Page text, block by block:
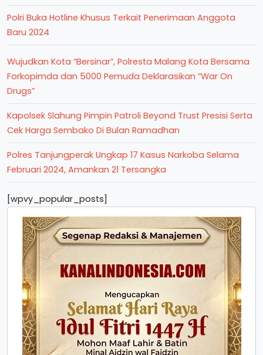
Polri Buka Hotline Khusus Terkait Penerimaan Anggota
Baru 2024
Wujudkan Kota “Bersinar”, Polresta Malang Kota Bersama
Forkopimda dan 5000 Pemuda Deklarasikan “War On
Drugs”
Kapolsek Slahung Pimpin Patroli Beyond Trust Presisi Serta
Cek Harga Sembako Di Bulan Ramadhan
Polres Tanjungperak Ungkap 17 Kasus Narkoba Selama
Februari 2024, Amankan 21 Tersangka
[wpvy_popular_posts]